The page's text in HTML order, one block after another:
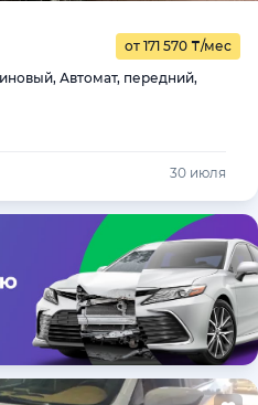
от 171 570 ₸/мес
Автомат, передний,
30 июля